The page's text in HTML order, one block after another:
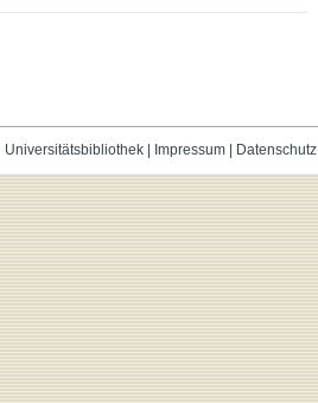
Universitätsbibliothek| Impressum| Datenschutz